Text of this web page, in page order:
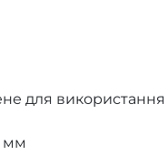
для
мм